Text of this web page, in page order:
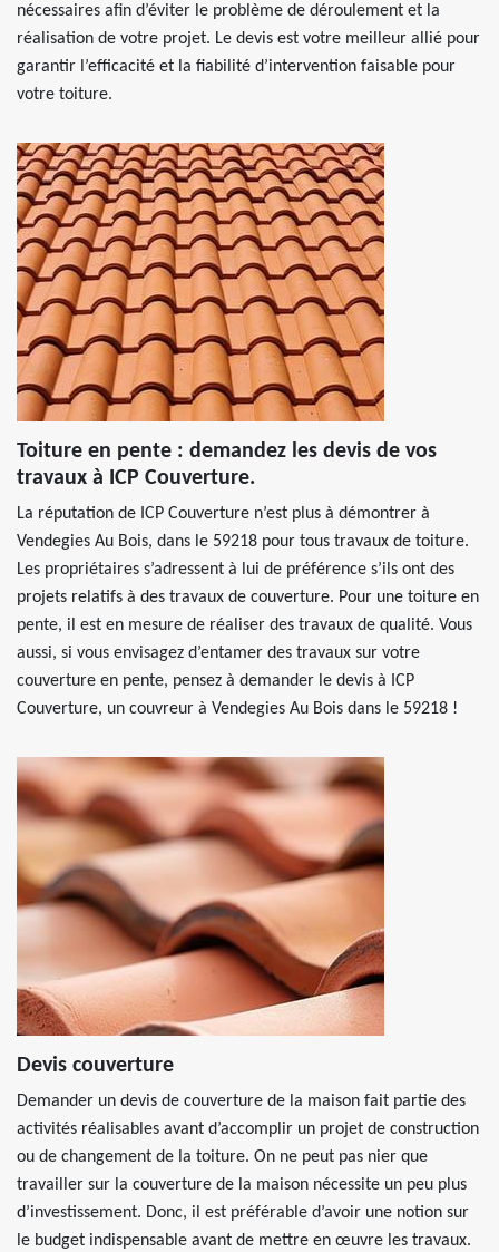
nécessaires afin d’éviter le problème de déroulement et la
réalisation de votre projet. Le devis est votre meilleur allié pour
garantir l’efficacité et la fiabilité d’intervention faisable pour
votre toiture.
Toiture en pente : demandez les devis de vos
travaux à ICP Couverture.
La réputation de ICP Couverture n’est plus à démontrer à
Vendegies Au Bois, dans le 59218 pour tous travaux de toiture.
Les propriétaires s’adressent à lui de préférence s’ils ont des
projets relatifs à des travaux de couverture. Pour une toiture en
pente, il est en mesure de réaliser des travaux de qualité. Vous
aussi, si vous envisagez d’entamer des travaux sur votre
couverture en pente, pensez à demander le devis à ICP
Couverture, un couvreur à Vendegies Au Bois dans le 59218 !
Devis couverture
Demander un devis de couverture de la maison fait partie des
activités réalisables avant d’accomplir un projet de construction
ou de changement de la toiture. On ne peut pas nier que
travailler sur la couverture de la maison nécessite un peu plus
d’investissement. Donc, il est préférable d’avoir une notion sur
le budget indispensable avant de mettre en œuvre les travaux.